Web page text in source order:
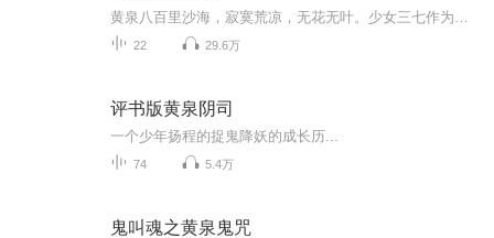
22 29.6万
评书版黄泉阴司
一个少年扬程的捉鬼降妖的成长历...
74 5.4万
鬼叫魂之黄泉鬼咒